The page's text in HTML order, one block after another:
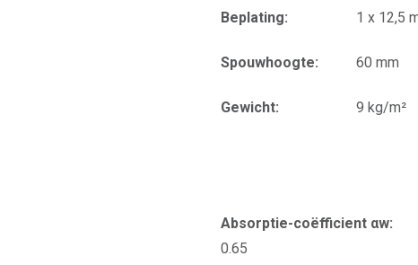
Beplating: 1 x 12,5
Spouwhoogte: 60 mm
Gewicht: 9 kg/m²
Absorptie-coëfficient αw:
0.65